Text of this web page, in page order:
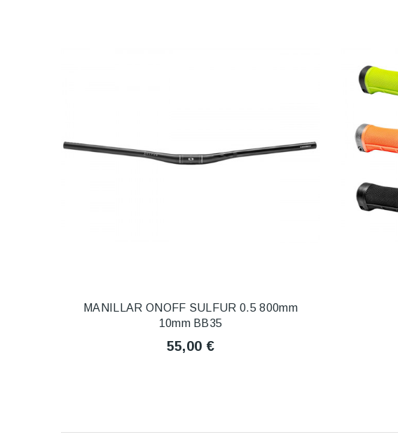
MANILLAR ONOFF SULFUR 0.5 800mm
10mm BB35
55,00 €